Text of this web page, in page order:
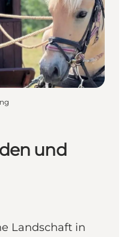
und
Landschaft in